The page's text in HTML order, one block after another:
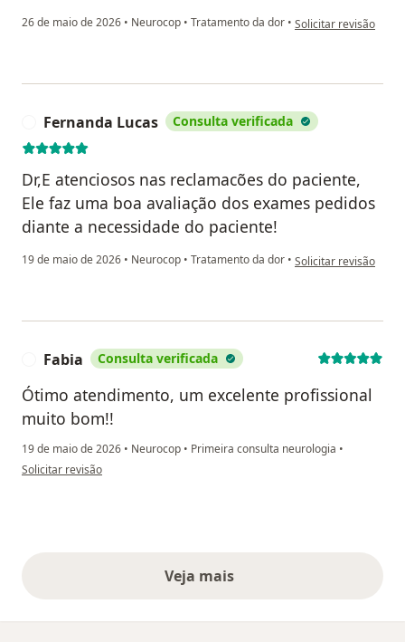
26 de maio de 2026 • Neurocop • Tratamento da dor • na opinião do
Solicitar revisão
Fernanda Lucas Consulta verificada
Dr,E atenciosos nas reclamacões do paciente,
Ele faz uma boa avaliação dos exames pedidos
diante a necessidade do paciente!
19 de maio de 2026 • Neurocop • Tratamento da dor • na opinião do
Solicitar revisão
Fabia Consulta verificada
Ótimo atendimento, um excelente profissional
muito bom!!
19 de maio de 2026 • Neurocop • Primeira consulta neurologia •
na opinião do utilizador Fabia
Solicitar revisão
Veja maisopiniões acima